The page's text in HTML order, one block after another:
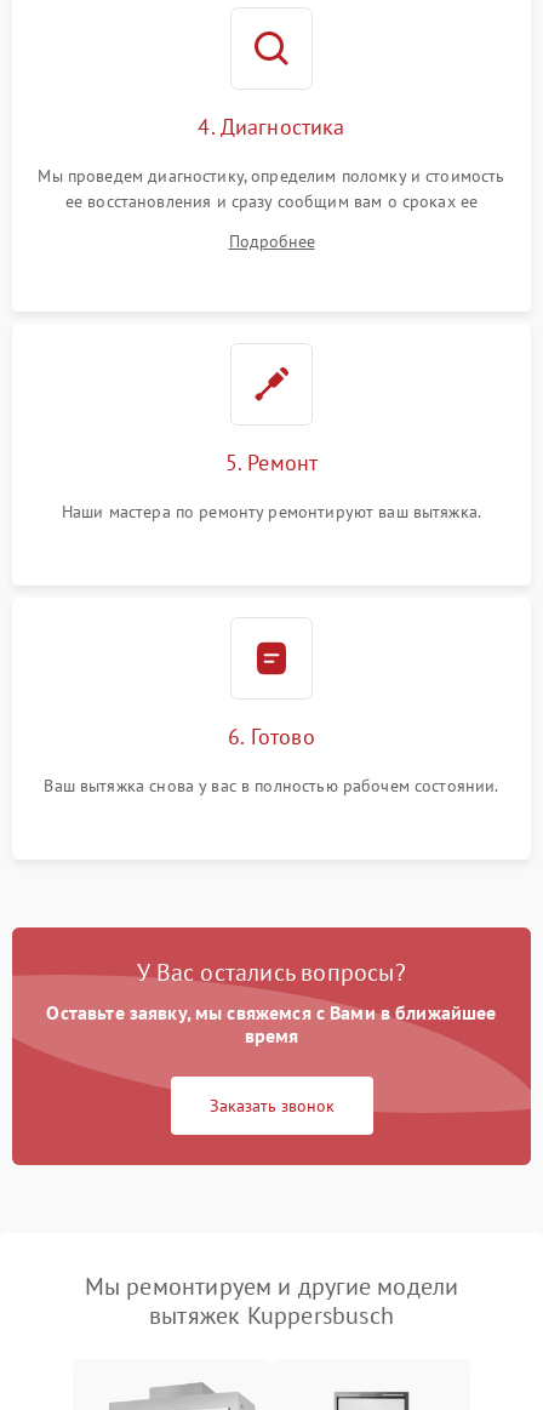
4. Диагностика
Мы проведем диагностику, определим поломку и стоимость
ее восстановления и сразу сообщим вам о сроках ее
Подробнее
5. Ремонт
Наши мастера по ремонту ремонтируют ваш вытяжка.
6. Готово
Ваш вытяжка снова у вас в полностью рабочем состоянии.
У Вас остались вопросы?
Оставьте заявку, мы свяжемся с Вами в ближайшее
время
Заказать звонок
Мы ремонтируем и другие модели
вытяжек Kuppersbusch